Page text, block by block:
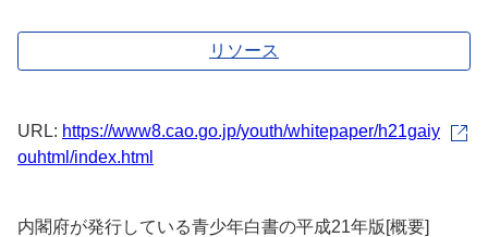
リソース
URL: https://www8.cao.go.jp/youth/whitepaper/h21gaiy
ouhtml/index.html
内閣府が発行している青少年白書の平成21年版[概要]